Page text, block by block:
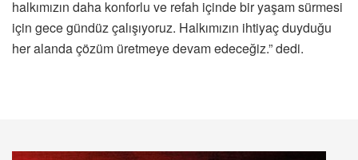
halkımızın daha konforlu ve refah içinde bir yaşam sürmesi
için gece gündüz çalışıyoruz. Halkımızın ihtiyaç duyduğu
her alanda çözüm üretmeye devam edeceğiz.” dedi.